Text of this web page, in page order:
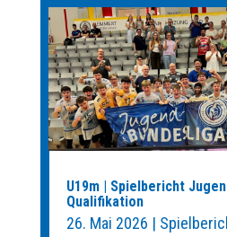
U19m | Spielbericht
Qualifikation
26. Mai 2026 |